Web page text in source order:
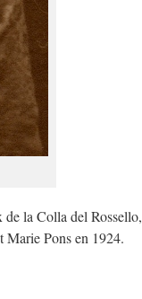
la Colla del Rossello,
Marie Pons en 1924.